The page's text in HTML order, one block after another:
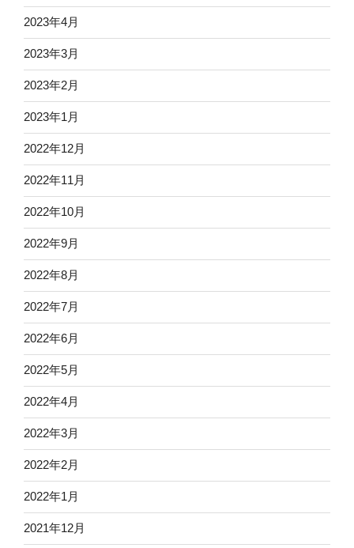
2023年4月
2023年3月
2023年2月
2023年1月
2022年12月
2022年11月
2022年10月
2022年9月
2022年8月
2022年7月
2022年6月
2022年5月
2022年4月
2022年3月
2022年2月
2022年1月
2021年12月